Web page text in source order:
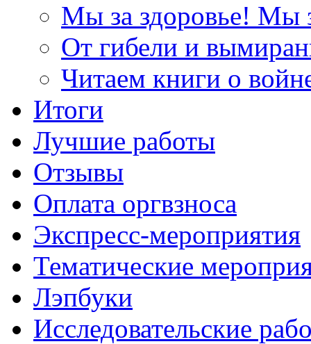
Мы за здоровье! Мы
От гибели и
Читаем книги о
Итоги
Лучшие работы
Отзывы
Оплата оргвзноса
Экспресс-мероприятия
Тематические
Лэпбуки
Исследовательские